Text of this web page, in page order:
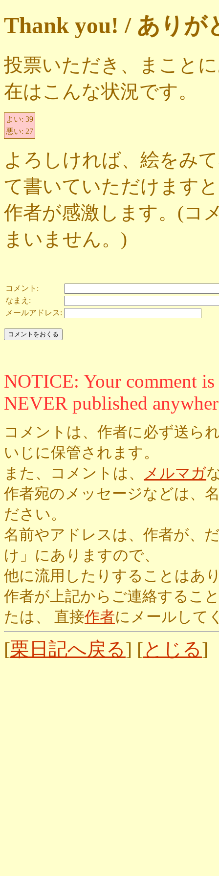
Thank you! / ありが
投票いただき、まこと
在はこんな状況です。
よい: 39
悪い: 27
よろしければ、絵をみ
て書いていただけます
作者が感激します。(コ
まいません。)
コメント:
なまえ:
メールアドレス:
NOTICE: Your comment
NEVER published
コメントは、作者に必ず送ら
いじに保管されます。
また、コメントは、
メルマガ
作者宛のメッセージなどは、
ださい。
名前やアドレスは、作者が、
け」にありますので、
他に流用したりすることはあ
作者が上記からご連絡するこ
たは、 直接作者にメールして
[栗日記へ戻る] [とじる]